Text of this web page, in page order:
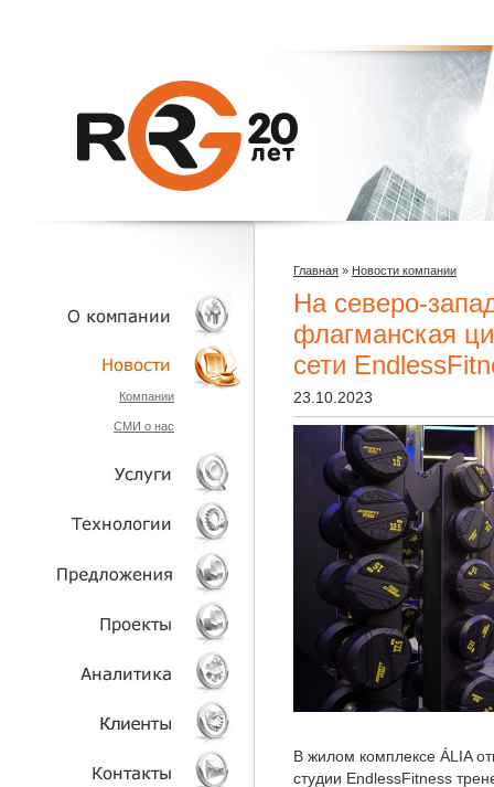
О КОМПАНИИ
НОВОСТИ
Компании
СМИ о нас
УСЛУГИ
ТЕХНОЛОГИИ
ОБЪЕКТЫ
ПРОЕКТЫ
АНАЛИТИКА
Главная » Новости компании
На северо-
флагманская
сети
23.10.2023
В жилом комплексе ÁLIA
студии EndlessFitness